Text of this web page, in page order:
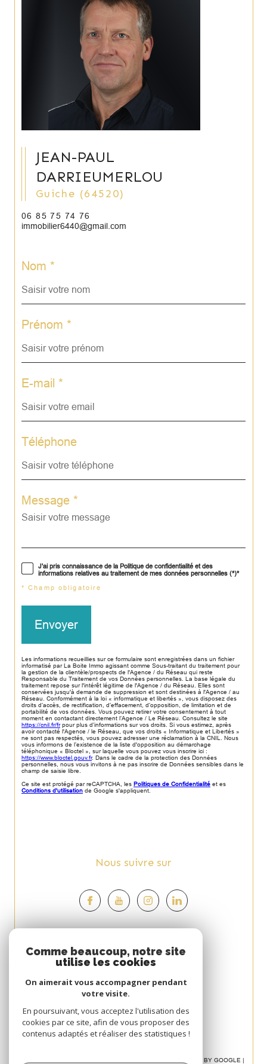
JEAN-PAUL
DARRIEUMERLOU
Guiche (64520)
06 85 75 74 76
immobilier6440@gmail.com
Nom *
Prénom *
E-mail *
Téléphone
Message *
J'ai pris connaissance de la Politique de confidentialité et des
informations relatives au traitement de mes données personnelles (*)*
* Champ obligatoire
Envoyer
Les informations recueillies sur ce formulaire sont enregistrées dans un fichier
informatisé par La Boite Immo agissant comme Sous-traitant du traitement pour
la gestion de la clientèle/prospects de l'Agence / du Réseau qui reste
Responsable du Traitement de vos Données personnelles. La base légale du
traitement repose sur l'intérêt légitime de l'Agence / du Réseau. Elles sont
conservées jusqu'à demande de suppression et sont destinées à l'Agence / au
Réseau. Conformément à la loi « informatique et libertés », vous disposez des
droits d’accès, de rectification, d’effacement, d’opposition, de limitation et de
portabilité de vos données. Vous pouvez retirer votre consentement à tout
moment en contactant directement l’Agence / Le Réseau. Consultez le site
https://cnil.fr/frpour plus d’informations sur vos droits. Si vous estimez, après
avoir contacté l'Agence / le Réseau, que vos droits « Informatique et Libertés »
ne sont pas respectés, vous pouvez adresser une réclamation à la CNIL. Nous
vous informons de l’existence de la liste d'opposition au démarchage
téléphonique « Bloctel », sur laquelle vous pouvez vous inscrire ici :
https://www.bloctel.gouv.fr. Dans le cadre de la protection des Données
personnelles, nous vous invitons à ne pas inscrire de Données sensibles dans le
champ de saisie libre.
Ce site est protégé par reCAPTCHA, les Politiques de Confidentialité et es
Conditions d'utilisation de Google s'appliquent.
Nous suivre sur
Espace
PROPRIÉTAIRE
Se connecter
Avis
CLIENT
© 2026 | TOUS DROITS RÉSERVÉS | TRADUCTION POWERED BY GOOGLE |
Comme beaucoup, notre site
utilise les cookies
On aimerait vous accompagner pendant
votre visite.
En poursuivant, vous acceptez l'utilisation des
cookies par ce site, afin de vous proposer des
contenus adaptés et réaliser des statistiques !